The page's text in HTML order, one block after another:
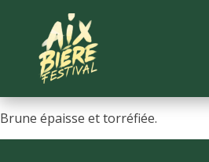
Brune épaisse et torréfiée.